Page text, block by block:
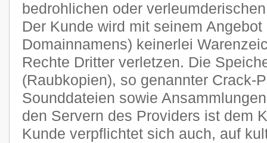
bedrohlichen oder
Der Kunde wird mit seinem
Domainnamens) keinerlei
Rechte Dritter verletzen. Die
(Raubkopien), so genannter Crack-
Sounddateien sowie
den Servern des Providers ist dem
Kunde verpflichtet sich auch, auf